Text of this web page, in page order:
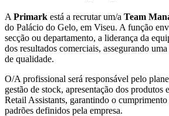
A Primark está a recrutar um/a Team
do Palácio do Gelo, em Viseu. A função
secção ou departamento, a liderança da
dos resultados comerciais, assegurando
de qualidade.
O/A profissional será responsável pelo
gestão de stock, apresentação dos produtos
Retail Assistants, garantindo o
padrões definidos pela empresa.